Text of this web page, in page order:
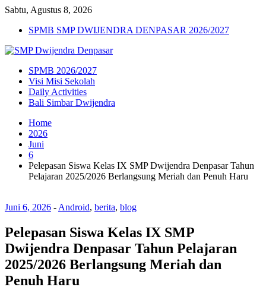
Sabtu, Agustus 8, 2026
SPMB SMP DWIJENDRA DENPASAR 2026/2027
SPMB 2026/2027
Visi Misi Sekolah
Daily Activities
Bali Simbar Dwijendra
Home
2026
Juni
6
Pelepasan Siswa Kelas IX SMP Dwijendra Denpasar Tahun
Pelajaran 2025/2026 Berlangsung Meriah dan Penuh Haru
Juni 6, 2026 - Android, berita, blog
Pelepasan Siswa Kelas IX SMP
Dwijendra Denpasar Tahun Pelajaran
2025/2026 Berlangsung Meriah dan
Penuh Haru